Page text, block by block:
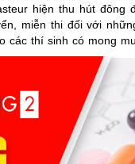
hiện thu hút
miễn thi đối với
các thí sinh có mong